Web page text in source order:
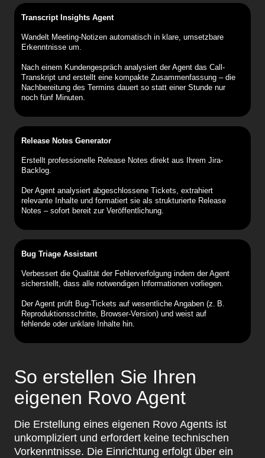
Transcript Insights Agent
Wandelt Meeting-Notizen automatisch in klare, umsetzbare
Erkenntnisse um.
Nach einem Kundengespräch analysiert der Agent das Call-
Transkript und erstellt eine kompakte Zusammenfassung – die
Nachbereitung des Termins dauert so statt einer Stunde nur
noch fünf Minuten.
Release Notes Generator
Erstellt professionelle Release Notes direkt aus Ihrem Jira-
Backlog.
Der Agent analysiert abgeschlossene Tickets, extrahiert
relevante Inhalte und formatiert sie als strukturierte Release
Notes – sofort bereit zur Veröffentlichung.
Bug Triage Assistant
Verbessert die Qualität der Fehlerverfolgung indem der Agent
sicherstellt, dass alle notwendigen Informationen vorliegen.
Der Agent prüft Bug-Tickets auf wesentliche Angaben (z. B.
Reproduktionsschritte, Browser-Version) und weist auf
fehlende oder unklare Inhalte hin.
So erstellen Sie Ihren
eigenen Rovo Agent
Die Erstellung eines eigenen Rovo Agents ist
unkompliziert und erfordert keine technischen
Vorkenntnisse. Die Einrichtung erfolgt über ein